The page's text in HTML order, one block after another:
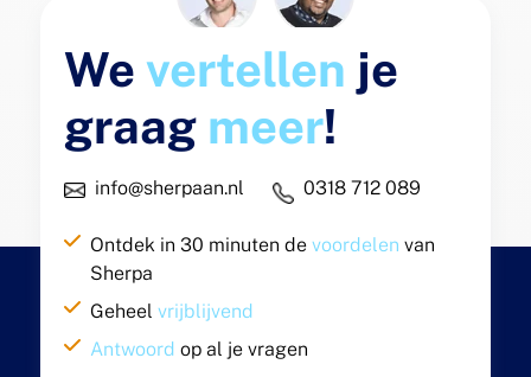
Wevertellen je
graag meer!
info@sherpaan.nl 0318 712 089
Ontdek in 30 minuten devoordelen van
Sherpa
Geheelvrijblijvend
Antwoord op al je vragen